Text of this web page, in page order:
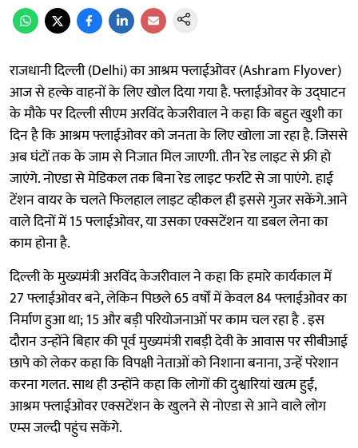
राजधानी दिल्ली (Delhi) का आश्रम फ्लाईओवर (Ashram Flyover)
आज से हल्के वाहनों के लिए खोल दिया गया है. फ्लाईओवर के उद्घाटन
के मौके पर दिल्ली सीएम अरविंद केजरीवाल ने कहा कि बहुत खुशी का
दिन है कि आश्रम फ्लाईओवर को जनता के लिए खोला जा रहा है. जिससे
अब घंटों तक के जाम से निजात मिल जाएगी. तीन रेड लाइट से फ्री हो
जाएंगे. नोएडा से मेडिकल तक बिना रेड लाइट फर्राटे से जा पाएंगे. हाई
टेंशन वायर के चलते फिलहाल लाइट व्हीकल ही इससे गुजर सकेंगे.आने
वाले दिनों में 15 फ्लाईओवर, या उसका एक्सटेंशन या डबल लेना का
काम होना है.
दिल्ली के मुख्यमंत्री अरविंद केजरीवाल ने कहा कि हमारे कार्यकाल में
27 फ्लाईओवर बने, लेकिन पिछले 65 वर्षों में केवल 84 फ्लाईओवर का
निर्माण हुआ था; 15 और बड़ी परियोजनाओं पर काम चल रहा है . इस
दौरान उन्होंने बिहार की पूर्व मुख्यमंत्री राबड़ी देवी के आवास पर सीबीआई
छापे को लेकर कहा कि विपक्षी नेताओं को निशाना बनाना, उन्हें परेशान
करना गलत. साथ ही उन्होंने कहा कि लोगों की दुश्वारियां खत्म हुईं,
आश्रम फ्लाईओवर एक्सटेंशन के खुलने से नोएडा से आने वाले लोग
एम्स जल्दी पहुंच सकेंगे.